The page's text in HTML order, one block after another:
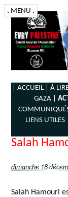
. MENU .
| ACCUEIL | À
GAZA |
COMMUNIQUÉS
LIENS UTILES |
Salah
dimanche 18
Salah Hamouri